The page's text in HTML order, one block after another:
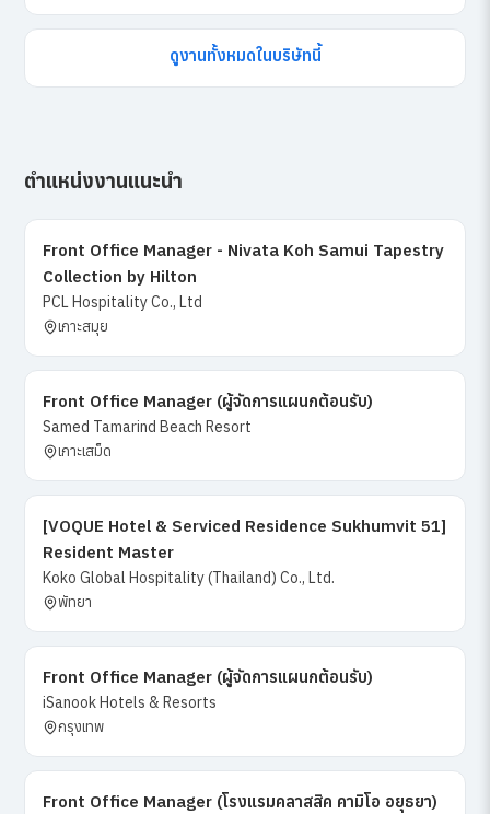
ดูงานทั้งหมดในบริษัทนี้
ตำแหน่งงานแนะนำ
Front Office Manager - Nivata Koh Samui Tapestry
Collection by Hilton
PCL Hospitality Co., Ltd
เกาะสมุย
Front Office Manager (ผู้จัดการแผนกต้อนรับ)
Samed Tamarind Beach Resort
เกาะเสม็ด
[VOQUE Hotel & Serviced Residence Sukhumvit 51]
Resident Master
Koko Global Hospitality (Thailand) Co., Ltd.
พัทยา
Front Office Manager (ผู้จัดการแผนกต้อนรับ)
iSanook Hotels & Resorts
กรุงเทพ
Front Office Manager (โรงแรมคลาสสิค คามิโอ อยุธยา)